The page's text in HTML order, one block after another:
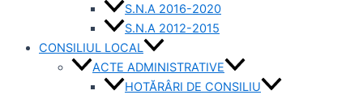
S.N.A 2016-2020
S.N.A 2012-2015
CONSILIUL LOCAL
ACTE ADMINISTRATIVE
HOTĂRÂRI DE CONSILIU